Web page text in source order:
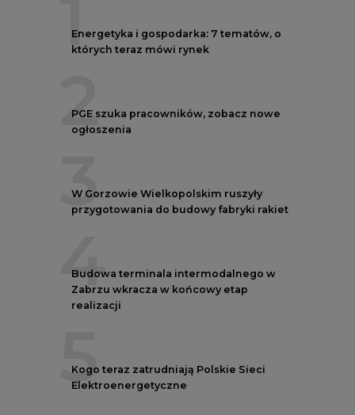
1
Energetyka i gospodarka: 7 tematów, o
których teraz mówi rynek
2
PGE szuka pracowników, zobacz nowe
ogłoszenia
3
W Gorzowie Wielkopolskim ruszyły
przygotowania do budowy fabryki rakiet
4
Budowa terminala intermodalnego w
Zabrzu wkracza w końcowy etap
realizacji
5
Kogo teraz zatrudniają Polskie Sieci
Elektroenergetyczne